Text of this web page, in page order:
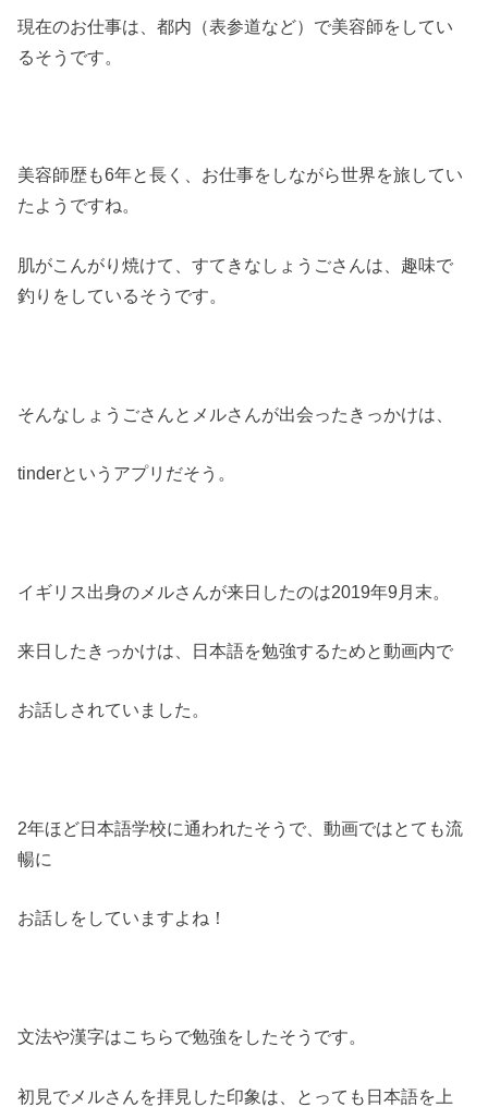
現在のお仕事は、都内（表参道など）で美容師をしてい
るそうです。
美容師歴も6年と長く、お仕事をしながら世界を旅してい
たようですね。
肌がこんがり焼けて、すてきなしょうごさんは、趣味で
釣りをしているそうです。
そんなしょうごさんとメルさんが出会ったきっかけは、
tinderというアプリだそう。
イギリス出身のメルさんが来日したのは2019年9月末。
来日したきっかけは、日本語を勉強するためと動画内で
お話しされていました。
2年ほど日本語学校に通われたそうで、動画ではとても流
暢に
お話しをしていますよね！
文法や漢字はこちらで勉強をしたそうです。
初見でメルさんを拝見した印象は、とっても日本語を上